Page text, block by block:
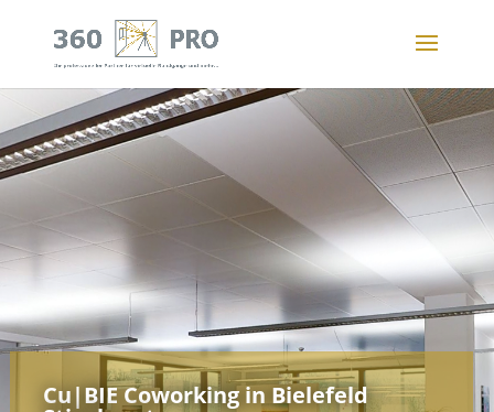
Cu|BIE Coworking in Bielefeld